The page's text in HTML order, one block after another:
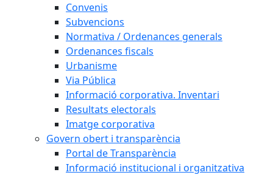
Convenis
Subvencions
Normativa / Ordenances generals
Ordenances fiscals
Urbanisme
Via Pública
Informació corporativa. Inventari
Resultats electorals
Imatge corporativa
Govern obert i transparència
Portal de Transparència
Informació institucional i organitzativa